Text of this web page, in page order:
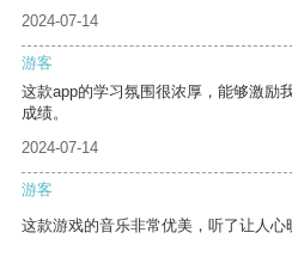
2024-07-14
游客
这款app的学习氛围很浓厚，能够激励
成绩。
2024-07-14
游客
这款游戏的音乐非常优美，听了让人心